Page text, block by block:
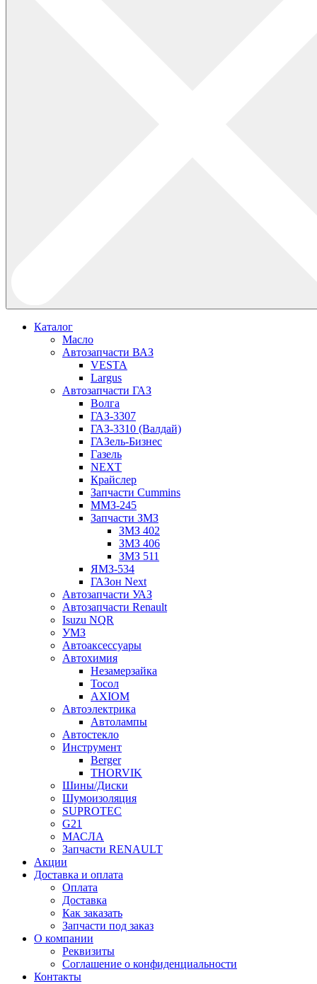
Каталог
Масло
Автозапчасти ВАЗ
VESTA
Largus
Автозапчасти ГАЗ
Волга
ГАЗ-3307
ГАЗ-3310 (Валдай)
ГАЗель-Бизнес
Газель
NEXT
Крайслер
Запчасти Cummins
ММЗ-245
Запчасти ЗМЗ
ЗМЗ 402
ЗМЗ 406
ЗМЗ 511
ЯМЗ-534
ГАЗон Next
Автозапчасти УАЗ
Автозапчасти Renault
Isuzu NQR
УМЗ
Автоаксессуары
Автохимия
Незамерзайка
Тосол
AXIOM
Автоэлектрика
Автолампы
Автостекло
Инструмент
Berger
THORVIK
Шины/Диски
Шумоизоляция
SUPROTEC
G21
МАСЛА
Запчасти RENAULT
Акции
Доставка и оплата
Оплата
Доставка
Как заказать
Запчасти под заказ
О компании
Реквизиты
Соглашение о конфиденциальности
Контакты